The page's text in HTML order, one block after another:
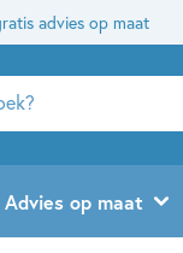
advies op maat
Advies op maat